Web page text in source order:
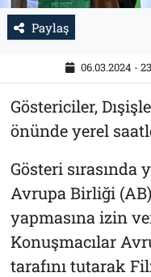
Paylaş
06.03.2024 -
Göstericiler,
önünde yerel
Gösteri sırasında
Avrupa Birliği
yapmasına izin
Konuşmacılar
tarafını tutarak